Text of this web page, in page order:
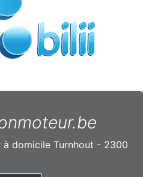
domicile Turnhout - 2300